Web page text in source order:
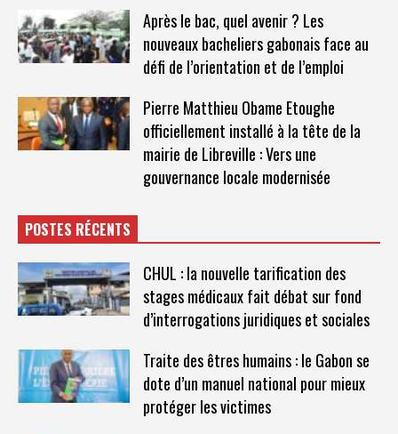
Après le bac, quel avenir ? Les
nouveaux bacheliers gabonais face au
défi de l’orientation et de l’emploi
Pierre Matthieu Obame Etoughe
officiellement installé à la tête de la
mairie de Libreville : Vers une
gouvernance locale modernisée
POSTES RÉCENTS
CHUL : la nouvelle tarification des
stages médicaux fait débat sur fond
d’interrogations juridiques et sociales
Traite des êtres humains : le Gabon se
dote d’un manuel national pour mieux
protéger les victimes